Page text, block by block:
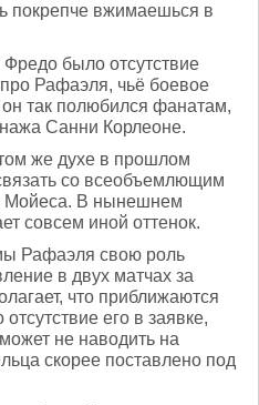
покрепче вжимаешься в
было отсутствие
Рафаэля, чьё боевое
так полюбился фанатам,
Санни Корлеоне.
же духе в прошлом
со всеобъемлющим
Мойеса. В нынешнем
совсем иной оттенок.
Рафаэля свою роль
в двух матчах за
что приближаются
его в заявке,
не наводить на
скорее поставлено под